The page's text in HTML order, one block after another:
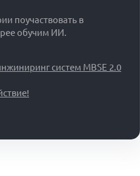
поучаствовать в
обучим ИИ.
систем MBSE 2.0